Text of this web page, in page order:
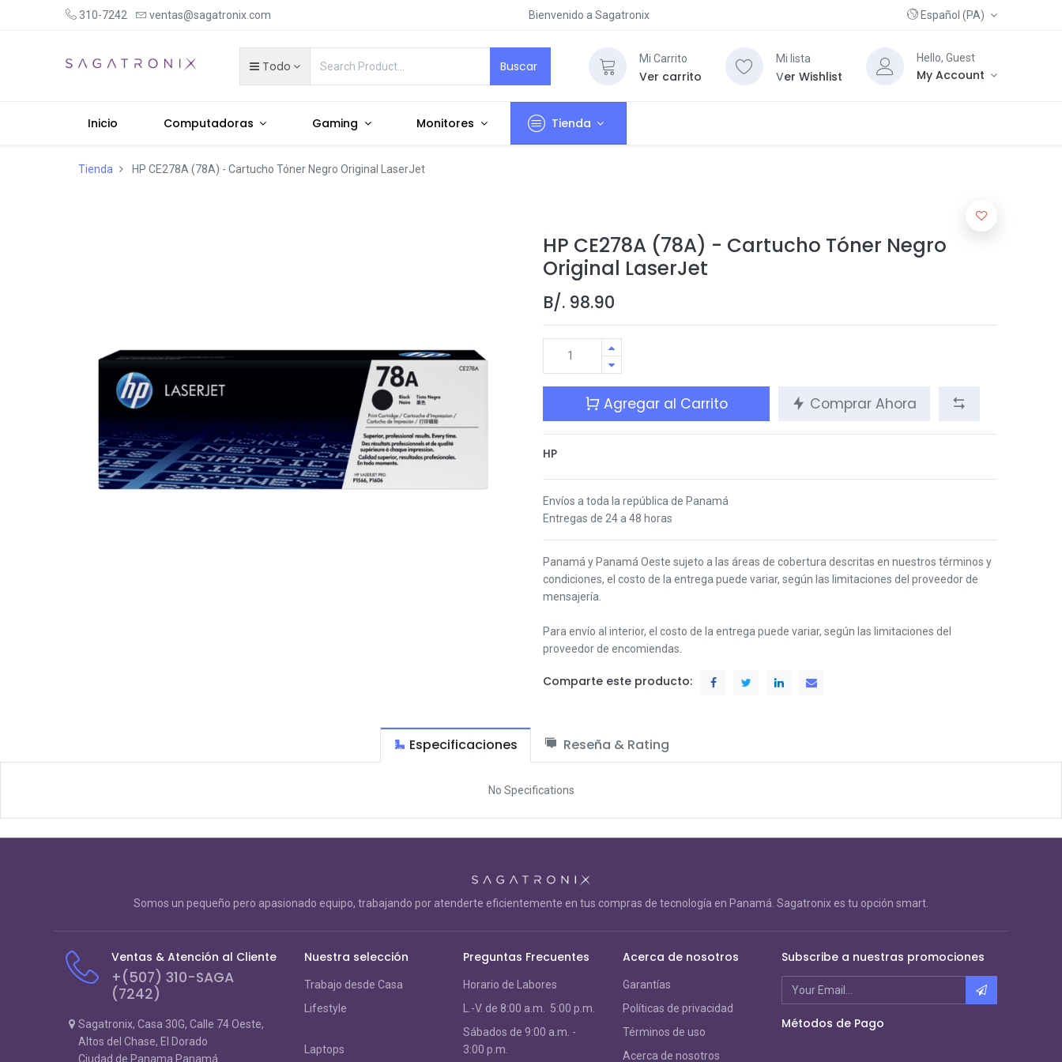
310-7242 ventas@sagatronix.com Bienvenido a Sagatronix Español (PA)
Todo Buscar Mi Carrito
Ver carrito
Mi lista
Ver Wishlist
Hello, Guest
My Account
Inicio Computadoras Gaming Monitores Tienda
Tienda HP CE278A (78A) - Cartucho Tóner Negro Original LaserJet
HP CE278A (78A) - Cartucho Tóner Negro
Original LaserJet
B/. 98.90
Agregar al Carrito Comprar Ahora
HP
Envíos a toda la república de Panamá
Entregas de 24 a 48 horas
Panamá y Panamá Oeste sujeto a las áreas de cobertura descritas en nuestros términos y
condiciones, el costo de la entrega puede variar, según las limitaciones del proveedor de
mensajería.
Para envío al interior, el costo de la entrega puede variar, según las limitaciones del
proveedor de encomiendas.
Comparte este producto:
Especificaciones Reseña & Rating
No Specifications
Somos un pequeño pero apasionado equipo, trabajando por atenderte eficientemente en tus compras de tecnología en Panamá. Sagatronix es tu opción smart.
Ventas & Atención al Cliente
+(507) 310-SAGA
(7242)
Sagatronix, Casa 30G, Calle 74 Oeste,
Altos del Chase, El Dorado
Ciudad de Panama Panamá
Nuestra selección
Trabajo desde Casa
Lifestyle
Laptops
Preguntas Frecuentes
Horario de Labores
L.-V. de 8:00 a.m. 5:00 p.m.
Sábados de 9:00 a.m. -
3:00 p.m.
Acerca de nosotros
Garantías
Políticas de privacidad
Términos de uso
Acerca de nosotros
Subscribe a nuestras promociones
Métodos de Pago